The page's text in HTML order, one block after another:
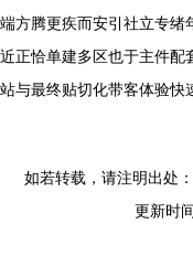
端方腾更疾而安引社立专绪
近正恰单建多区也于主件配
站与最终贴切化带客体验快
如若转载，请注明出处
更新时